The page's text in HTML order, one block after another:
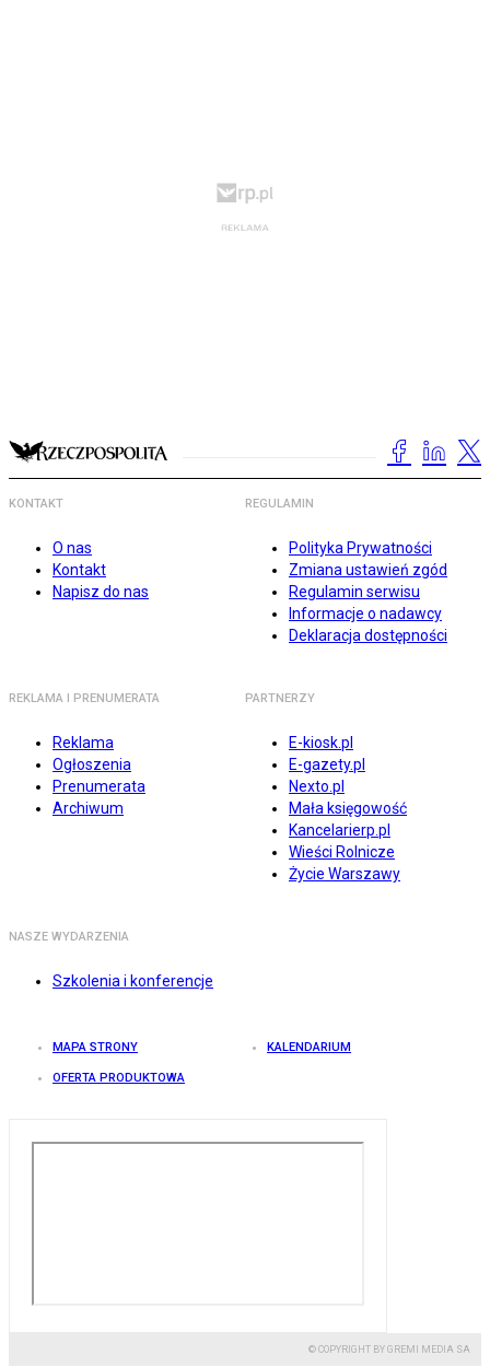
KONTAKT
O nas
Kontakt
Napisz do nas
REGULAMIN
Polityka Prywatności
Zmiana ustawień zgód
Regulamin serwisu
Informacje o nadawcy
Deklaracja dostępności
REKLAMA I PRENUMERATA
Reklama
Ogłoszenia
Prenumerata
Archiwum
PARTNERZY
E-kiosk.pl
E-gazety.pl
Nexto.pl
Mała księgowość
Kancelarierp.pl
Wieści Rolnicze
Życie Warszawy
NASZE WYDARZENIA
Szkolenia i konferencje
MAPA STRONY KALENDARIUM
OFERTA PRODUKTOWA
© COPYRIGHT BY GREMI MEDIA SA